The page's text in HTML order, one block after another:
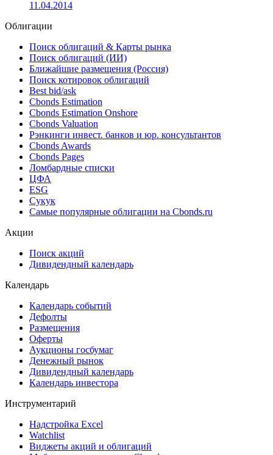
серии 01
Ставка 3-4 купонов по облигациям АКБ "МФК" серии
11.04.2014
Облигации
Поиск облигаций & Карты рынка
Поиск облигаций (ИИ)
Ближайшие размещения (Россия)
Поиск котировок облигаций
Best bid/ask
Cbonds Estimation
Cbonds Estimation Onshore
Cbonds Valuation
Рэнкинги инвест. банков и юр. консультантов
Cbonds Awards
Cbonds Pages
Ломбардные списки
ESG
Самые популярные облигации на Cbonds.ru
Дивидендный календарь
Календарь
Календарь событий
Дефолты
Размещения
Оферты
Аукционы госбумаг
Денежный рынок
Календарь инвестора
Инструментарий